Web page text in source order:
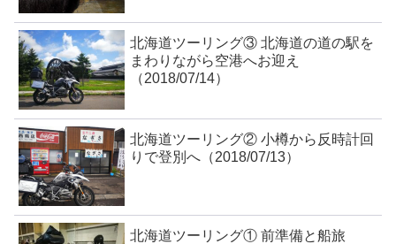
北海道ツーリング③ 北海道の道の駅を
まわりながら空港へお迎え
（2018/07/14）
北海道ツーリング② 小樽から反時計回
りで登別へ（2018/07/13）
北海道ツーリング① 前準備と船旅